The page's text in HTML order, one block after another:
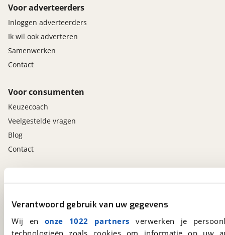
Verantwoord gebruik van uw gegevens
Wij en onze 1022 partners verwerken je
Voor adverteerders
Inloggen adverteerders
Ik wil ook adverteren
Samenwerken
Contact
Voor consumenten
Keuzecoach
Veelgestelde vragen
Blog
Contact
Download 'm nu.